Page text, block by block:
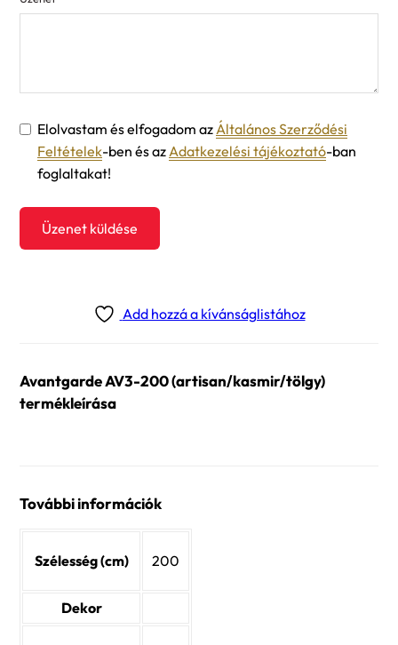
Elolvastam és elfogadom azÁltalános Szerződési
Feltételek-ben és azAdatkezelési tájékoztató-ban
foglaltakat!
Üzenet küldése
Add hozzá a kívánságlistához
Avantgarde AV3-200 (artisan/kasmir/tölgy)
termékleírása
További információk
Szélesség (cm) 200
Dekor